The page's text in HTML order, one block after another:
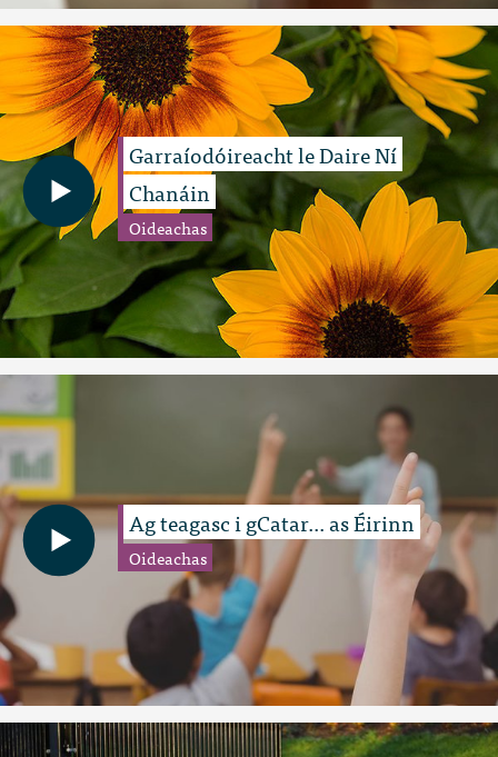
Garraíodóireacht le Daire Ní
Chanáin
Oideachas
Ag teagasc i gCatar... as Éirinn
Oideachas